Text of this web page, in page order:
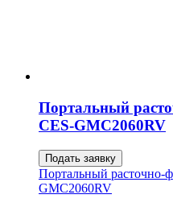
Портальный
CES-GMC2060RV
Подать заявку
Портальный расточно-
GMC2060RV